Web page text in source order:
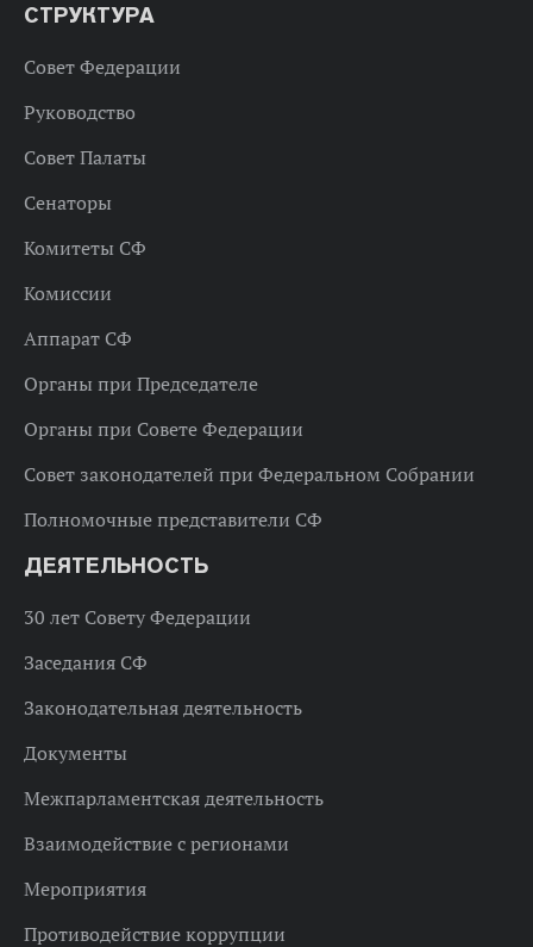
СТРУКТУРА
Совет Федерации
Руководство
Совет Палаты
Сенаторы
Комитеты СФ
Комиссии
Аппарат СФ
Органы при Председателе
Органы при Совете Федерации
Совет законодателей при Федеральном Собрании
Полномочные представители СФ
ДЕЯТЕЛЬНОСТЬ
30 лет Совету Федерации
Заседания СФ
Законодательная деятельность
Документы
Межпарламентская деятельность
Взаимодействие с регионами
Мероприятия
Противодействие коррупции